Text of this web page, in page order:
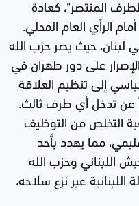
المنتصر"، كعادة
الرأي العام المحلي.
لبنان، حيث يصر حزب الله
على دور طهران في
إلى تنظيم العلاقة
عن تدخل أي طرف ثالث.
التخلص من التوظيف
مما يهدد بأحد
اللبناني وحزب الله
عبر نزع سلاحه،